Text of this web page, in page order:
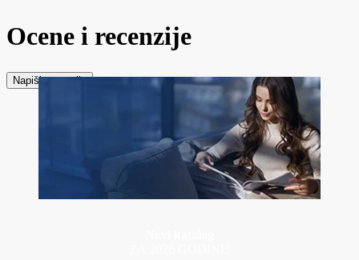
Ocene i recenzije
Napiši recenziju